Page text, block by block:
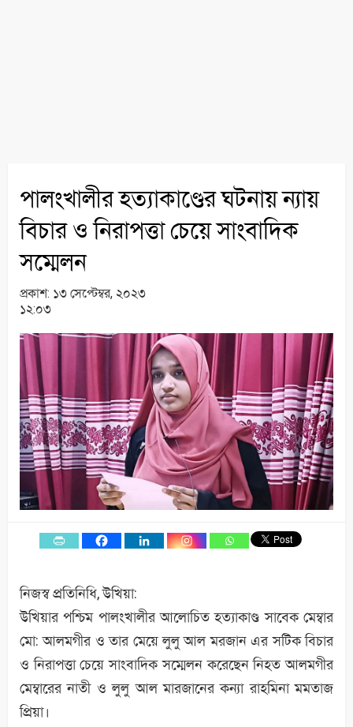
পালংখালীর হত্যাকাণ্ডের ঘটনায় ন্যায়
বিচার ও নিরাপত্তা চেয়ে সাংবাদিক
সম্মেলন
প্রকাশ: ১৩ সেপ্টেম্বর, ২০২৩
১২:০৩
নিজস্ব প্রতিনিধি, উখিয়া:
উখিয়ার পশ্চিম পালংখালীর আলোচিত হত্যাকাণ্ড সাবেক মেম্বার
মো: আলমগীর ও তার মেয়ে লুলু আল মরজান এর সটিক বিচার
ও নিরাপত্তা চেয়ে সাংবাদিক সম্মেলন করেছেন নিহত আলমগীর
মেম্বারের নাতী ও লুলু আল মারজানের কন্যা রাহমিনা মমতাজ
প্রিয়া।